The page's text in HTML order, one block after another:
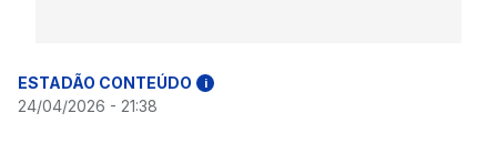
ESTADÃO CONTEÚDO i
24/04/2026 - 21:38